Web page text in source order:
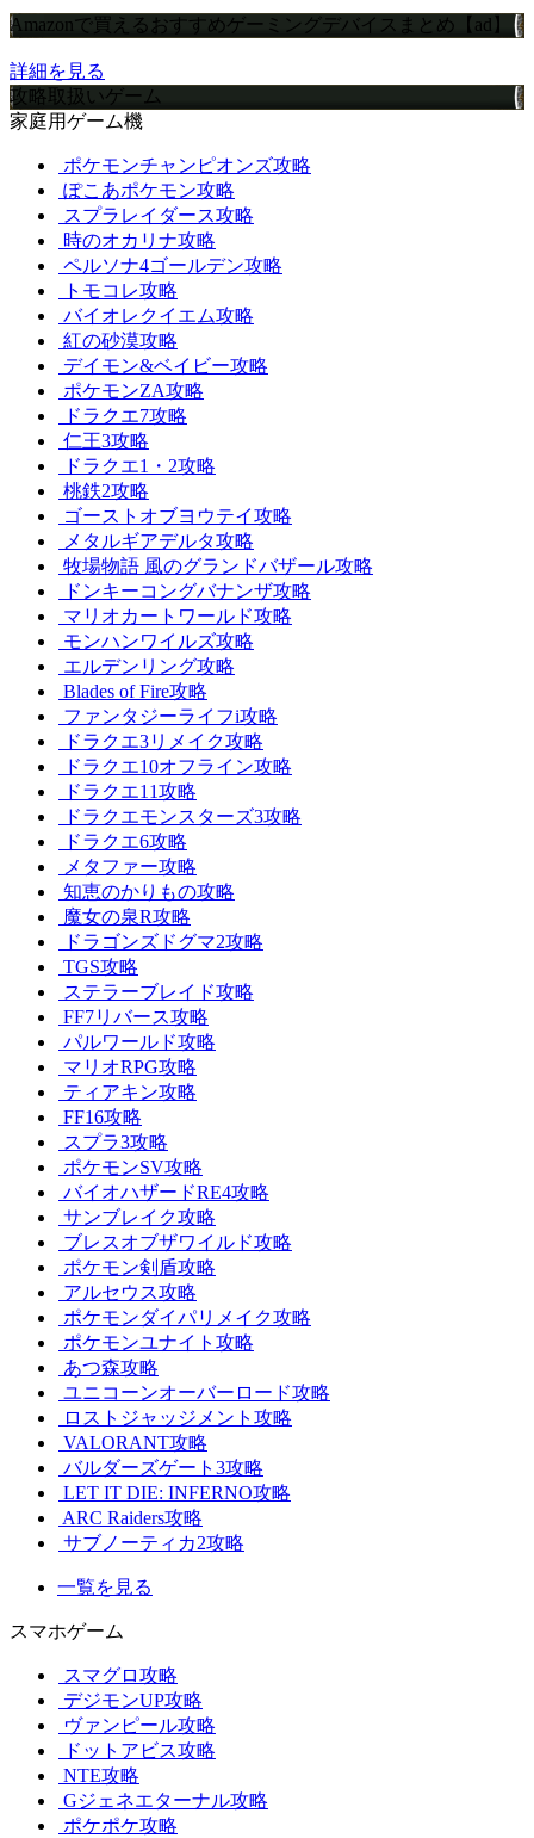
Amazonで買えるおすすめゲーミングデバイスまとめ【ad】
詳細を見る
攻略取扱いゲーム
家庭用ゲーム機
ポケモンチャンピオンズ攻略
ぽこあポケモン攻略
スプラレイダース攻略
時のオカリナ攻略
ペルソナ4ゴールデン攻略
トモコレ攻略
バイオレクイエム攻略
紅の砂漠攻略
デイモン&ベイビー攻略
ポケモンZA攻略
ドラクエ7攻略
仁王3攻略
ドラクエ1・2攻略
桃鉄2攻略
ゴーストオブヨウテイ攻略
メタルギアデルタ攻略
牧場物語 風のグランドバザール攻略
ドンキーコングバナンザ攻略
マリオカートワールド攻略
モンハンワイルズ攻略
エルデンリング攻略
Blades of Fire攻略
ファンタジーライフi攻略
ドラクエ3リメイク攻略
ドラクエ10オフライン攻略
ドラクエ11攻略
ドラクエモンスターズ3攻略
ドラクエ6攻略
メタファー攻略
知恵のかりもの攻略
魔女の泉R攻略
ドラゴンズドグマ2攻略
TGS攻略
ステラーブレイド攻略
FF7リバース攻略
パルワールド攻略
マリオRPG攻略
ティアキン攻略
FF16攻略
スプラ3攻略
ポケモンSV攻略
バイオハザードRE4攻略
サンブレイク攻略
ブレスオブザワイルド攻略
ポケモン剣盾攻略
アルセウス攻略
ポケモンダイパリメイク攻略
ポケモンユナイト攻略
あつ森攻略
ユニコーンオーバーロード攻略
ロストジャッジメント攻略
VALORANT攻略
バルダーズゲート3攻略
LET IT DIE: INFERNO攻略
ARC Raiders攻略
サブノーティカ2攻略
一覧を見る
スマホゲーム
スマグロ攻略
デジモンUP攻略
ヴァンピール攻略
ドットアビス攻略
NTE攻略
Gジェネエターナル攻略
ポケポケ攻略